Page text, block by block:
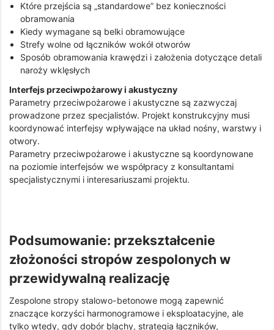
Które przejścia są „standardowe” bez konieczności
obramowania
Kiedy wymagane są belki obramowujące
Strefy wolne od łączników wokół otworów
Sposób obramowania krawędzi i założenia dotyczące detali
naroży wklęsłych
Interfejs przeciwpożarowy i akustyczny
Parametry przeciwpożarowe i akustyczne są zazwyczaj
prowadzone przez specjalistów. Projekt konstrukcyjny musi
koordynować interfejsy wpływające na układ nośny, warstwy i
otwory.
Parametry przeciwpożarowe i akustyczne są koordynowane
na poziomie interfejsów we współpracy z konsultantami
specjalistycznymi i interesariuszami projektu.
Podsumowanie: przekształcenie
złożoności stropów zespolonych w
przewidywalną realizację
Zespolone stropy stalowo-betonowe mogą zapewnić
znaczące korzyści harmonogramowe i eksploatacyjne, ale
tylko wtedy, gdy dobór blachy, strategia łączników,